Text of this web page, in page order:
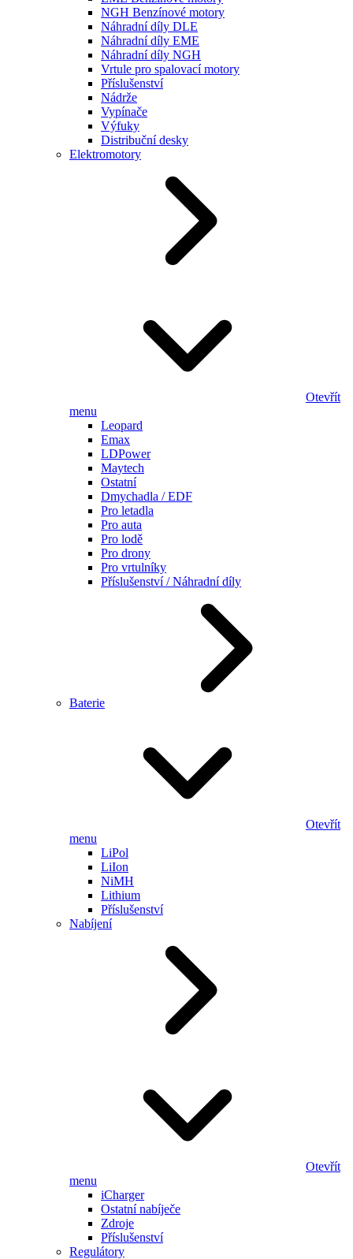
NGH Benzínové motory
Náhradní díly DLE
Náhradní díly EME
Náhradní díly NGH
Vrtule pro spalovací motory
Příslušenství
Nádrže
Vypínače
Výfuky
Distribuční desky
Elektromotory
Otevřít
menu
Leopard
Emax
LDPower
Maytech
Ostatní
Dmychadla / EDF
Pro letadla
Pro auta
Pro lodě
Pro drony
Pro vrtulníky
Příslušenství / Náhradní díly
Baterie
Otevřít
menu
LiPol
LiIon
NiMH
Lithium
Příslušenství
Nabíjení
Otevřít
menu
iCharger
Ostatní nabíječe
Zdroje
Příslušenství
Regulátory